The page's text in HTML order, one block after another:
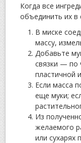
Когда все
объединить их в
В миске
массу,
Добавьте
связки — по
пластичной
Если масса
еще муки;
Из
желаемого
или сухарях